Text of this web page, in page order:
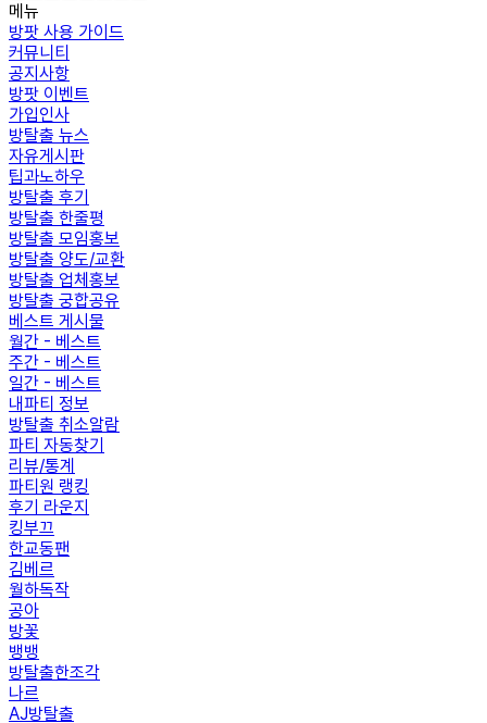
메뉴
방팟 사용 가이드
커뮤니티
공지사항
방팟 이벤트
가입인사
방탈출 뉴스
자유게시판
팁과노하우
방탈출 후기
방탈출 한줄평
방탈출 모임홍보
방탈출 양도/교환
방탈출 업체홍보
방탈출 궁합공유
베스트 게시물
월간 - 베스트
주간 - 베스트
일간 - 베스트
내파티 정보
방탈출 취소알람
파티 자동찾기
리뷰/통계
파티원 랭킹
후기 라운지
킹부끄
한교동팬
김베르
월하독작
공아
방꽃
뱅뱅
방탈출한조각
나르
AJ방탈출